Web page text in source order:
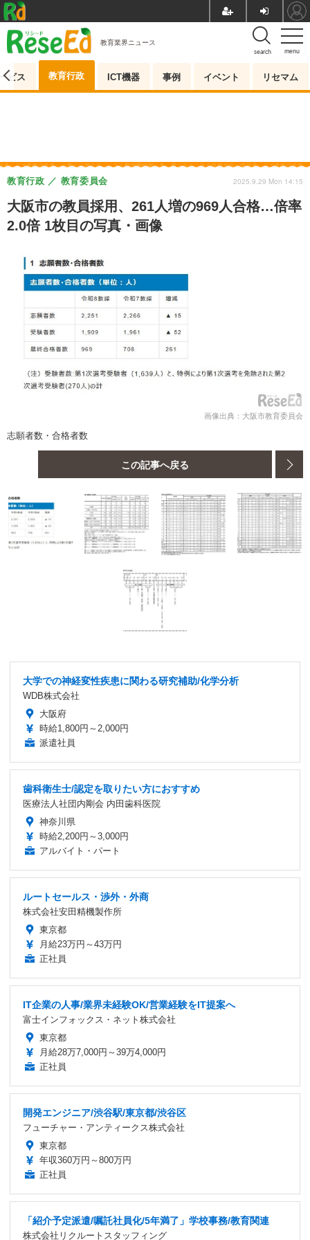
menu
search
教育業界ニュース
ビス 教育行政 ICT機器 事例 イベント リセマム
大阪市の教員採用、261人増の969人合格…倍率
2.0倍 1枚目の写真・画像
教育行政 教育委員会 2025.9.29 Mon 14:15
画像出典：大阪市教育委員会
志願者数・合格者数
この記事へ戻る
大学での神経変性疾患に関わる研究補助/化学分析
WDB株式会社
大阪府
時給1,800円～2,000円
派遣社員
歯科衛生士/認定を取りたい方におすすめ
医療法人社団内剛会 内田歯科医院
神奈川県
時給2,200円～3,000円
アルバイト・パート
ルートセールス・渉外・外商
株式会社安田精機製作所
東京都
月給23万円～43万円
正社員
IT企業の人事/業界未経験OK/営業経験をIT提案へ
富士インフォックス・ネット株式会社
東京都
月給28万7,000円～39万4,000円
正社員
開発エンジニア/渋谷駅/東京都/渋谷区
フューチャー・アンティークス株式会社
東京都
年収360万円～800万円
正社員
「紹介予定派遣/嘱託社員化/5年満了」学校事務/教育関連
株式会社リクルートスタッフィング